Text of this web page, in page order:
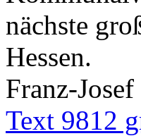
nächste
Hessen.
Franz-
Text 9812